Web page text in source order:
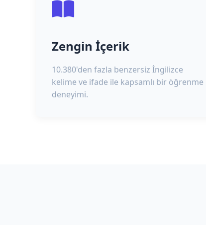
Zengin İçerik
10.380'den fazla benzersiz İngilizce
kelime ve ifade ile kapsamlı bir öğrenme
deneyimi.